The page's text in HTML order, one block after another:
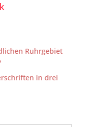
Ruhrgebiet
in drei